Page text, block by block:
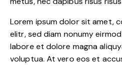
Lorem ipsum dolor sit amet,
elitr, sed diam nonumy
labore et dolore magna
voluptua. At vero eos et